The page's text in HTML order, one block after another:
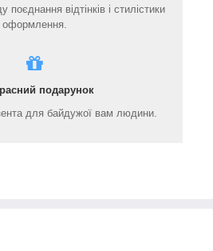
відтінків і стилістики
оформлення.
подарунок
для байдужої вам людини.